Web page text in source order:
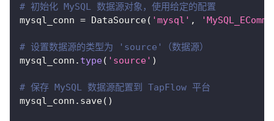
# 初始化 MySQL 数据源对象，使用给定的配置
mysql_conn = DataSource( 'mysql' ,
# 设置数据源的类型为 'source'（数据源）
mysql_conn . type( 'source' )
# 保存 MySQL 数据源配置到 TapFlow 平台
mysql_conn . save( )